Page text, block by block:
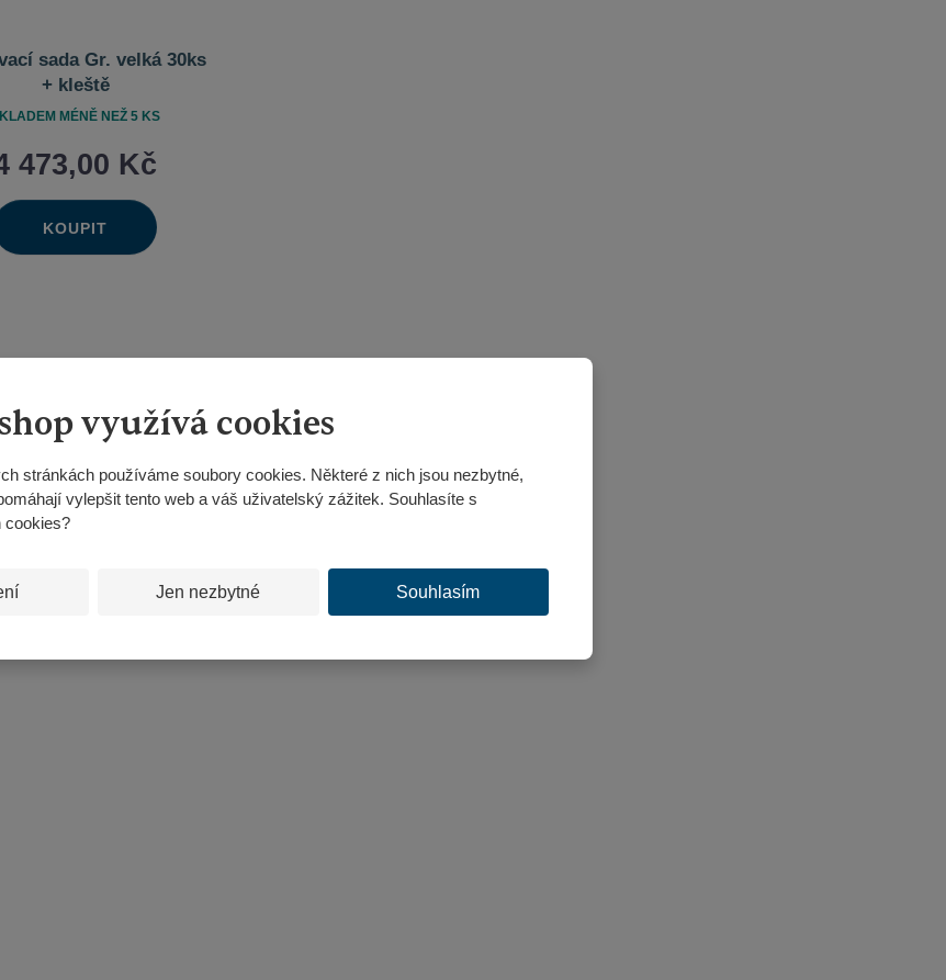
využívá cookies
stránkách používáme soubory cookies. Některé z nich jsou nezbytné,
vylepšit tento web a váš uživatelský zážitek. Souhlasíte s
cookies?
Jen nezbytné Souhlasím
sada Gr. velká 30ks
+ kleště
473,00 Kč
Změnit
Navýšit
množství
Snížit
Ks
KOUPIT
MÉNĚ NEŽ 5 KS